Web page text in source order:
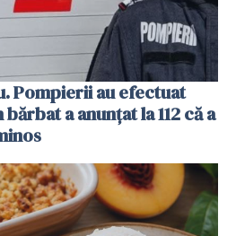
Pompierii au efectuat
a anunțat la 112 că a